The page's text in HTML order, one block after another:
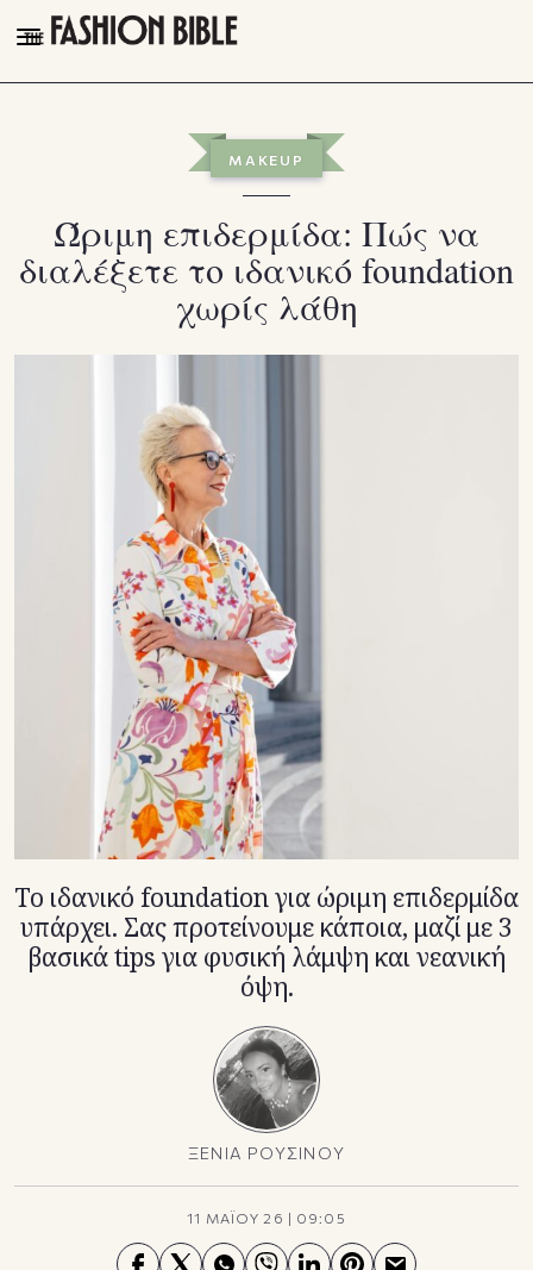
THE FASHION BIBLE
TALK OF THE TOWN
PLEASURES
X(Twitter)
MAKEUP
Ώριμη επιδερμίδα: Πώς να
διαλέξετε το ιδανικό foundation
χωρίς λάθη
Το ιδανικό foundation για ώριμη επιδερμίδα
υπάρχει. Σας προτείνουμε κάποια, μαζί με 3
βασικά tips για φυσική λάμψη και νεανική
όψη.
ΞΕΝΙΑ ΡΟΥΣΙΝΟΥ
11 ΜΑΪΟΥ 26 | 09:05